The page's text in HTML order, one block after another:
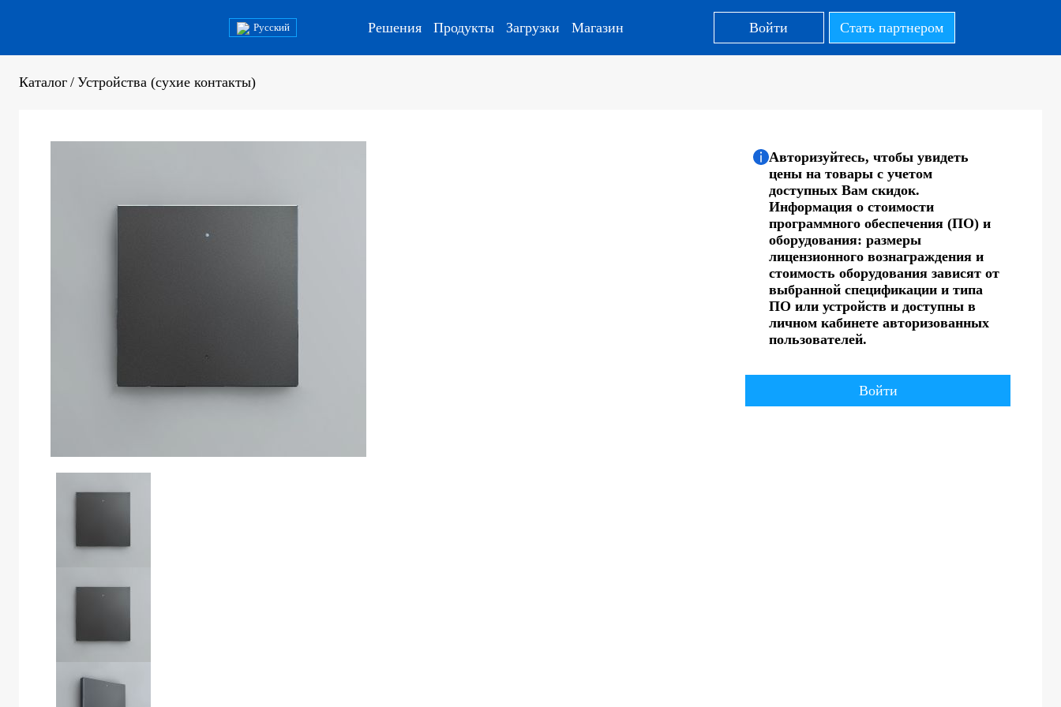
Русский Решения Продукты Загрузки Магазин Войти Стать партнером
Каталог / Устройства (сухие контакты)
Авторизуйтесь, чтобы увидеть
цены на товары с учетом
доступных Вам скидок.
Информация о стоимости
программного обеспечения (ПО) и
оборудования: размеры
лицензионного вознаграждения и
стоимость оборудования зависят от
выбранной спецификации и типа
ПО или устройств и доступны в
личном кабинете авторизованных
пользователей.
Войти